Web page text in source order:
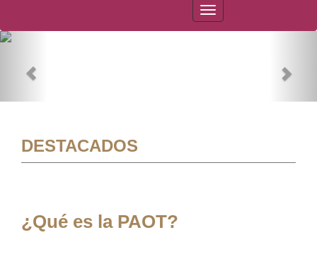
PAOT
DESTACADOS
¿Qué es la PAOT?